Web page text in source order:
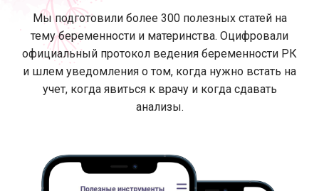
Мы подготовили более 300 полезных статей на
тему беременности и материнства. Оцифровали
официальный протокол ведения беременности РК
и шлем уведомления о том, когда нужно встать на
учет, когда явиться к врачу и когда сдавать
анализы.